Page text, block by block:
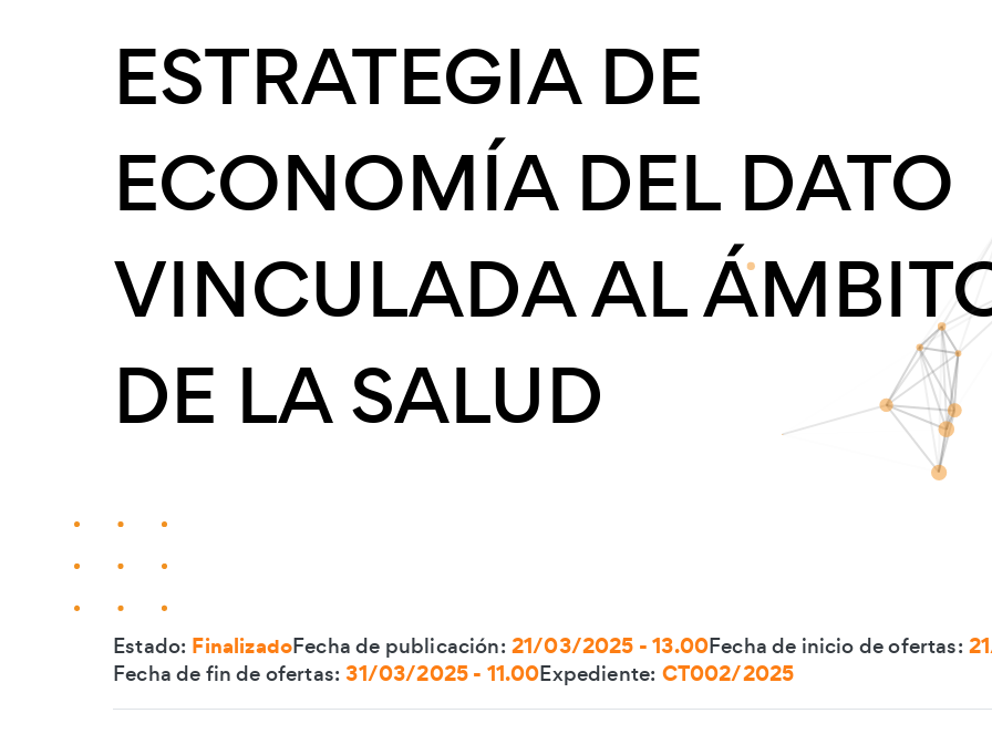
ESTRATEGIA DE
ECONOMÍA DEL DATO
VINCULADA AL
DE LA SALUD
Estado: FinalizadoFecha de publicación: 21/03/2025 - 13.00Fecha de inicio de ofertas:
Fecha de fin de ofertas: 31/03/2025 - 11.00Expediente: CT002/2025